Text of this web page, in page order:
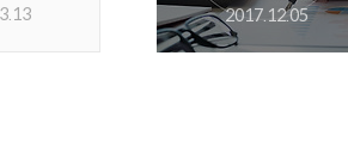
2017.12.05